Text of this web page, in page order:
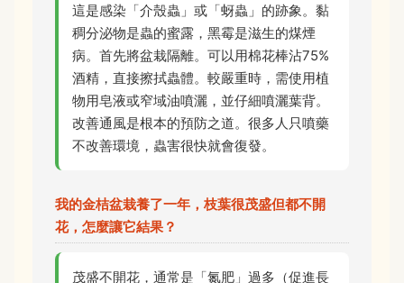
這是感染「介殼蟲」或「蚜蟲」的跡象。黏
稠分泌物是蟲的蜜露，黑霉是滋生的煤煙
病。首先將盆栽隔離。可以用棉花棒沾75%
酒精，直接擦拭蟲體。較嚴重時，需使用植
物用皂液或窄域油噴灑，並仔細噴灑葉背。
改善通風是根本的預防之道。很多人只噴藥
不改善環境，蟲害很快就會復發。
我的金桔盆栽養了一年，枝葉很茂盛但都不開
花，怎麼讓它結果？
茂盛不開花，通常是「氮肥」過多（促進長